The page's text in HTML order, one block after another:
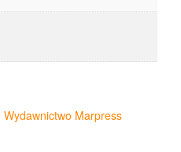
Wydawnictwo Marpress